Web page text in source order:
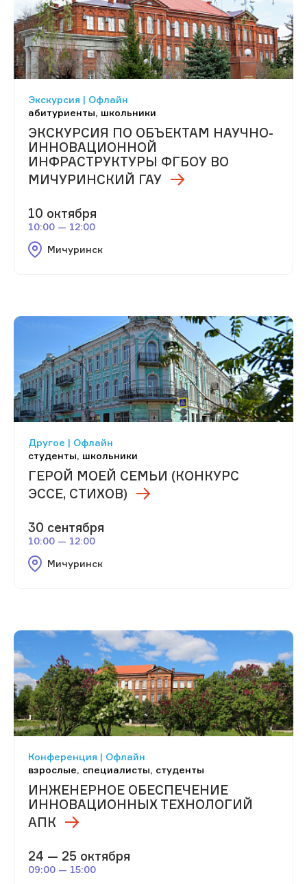
Экскурсия | Офлайн
абитуриенты, школьники
ЭКСКУРСИЯ ПО ОБЪЕКТАМ НАУЧНО-
ИННОВАЦИОННОЙ
ИНФРАСТРУКТУРЫ ФГБОУ ВО
МИЧУРИНСКИЙ ГАУ
10 октября
10:00 — 12:00
Мичуринск
Другое | Офлайн
студенты, школьники
ГЕРОЙ МОЕЙ СЕМЬИ (КОНКУРС
ЭССЕ, СТИХОВ)
30 сентября
10:00 — 12:00
Мичуринск
Конференция | Офлайн
взрослые, специалисты, студенты
ИНЖЕНЕРНОЕ ОБЕСПЕЧЕНИЕ
ИННОВАЦИОННЫХ ТЕХНОЛОГИЙ
АПК
24 — 25 октября
09:00 — 15:00